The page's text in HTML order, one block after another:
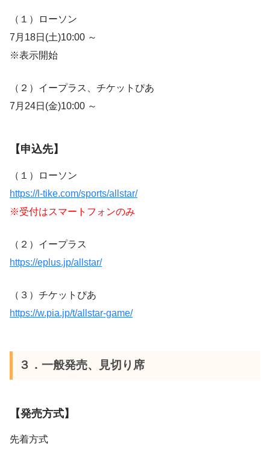
（１）ローソン
7月18日(土)10:00 ～
※表示開始
（２）イープラス、チケットぴあ
7月24日(金)10:00 ～
【申込先】
（１）ローソン
https://l-tike.com/sports/allstar/
※受付はスマートフォンのみ
（２）イープラス
https://eplus.jp/allstar/
（３）チケットぴあ
https://w.pia.jp/t/allstar-game/
３．一般発売、見切り席
【発売方式】
先着方式